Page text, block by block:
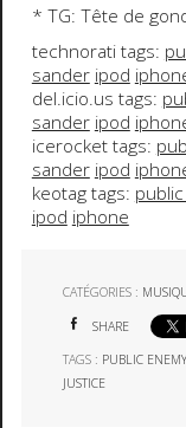
* TG: Tête de
technorati tags:
sander ipod
del.icio.us tags:
sander ipod
icerocket tags:
sander ipod
keotag tags:
ipod iphone
CATÉGORIES :
SHARE
TAGS : PUBLIC
JUSTICE